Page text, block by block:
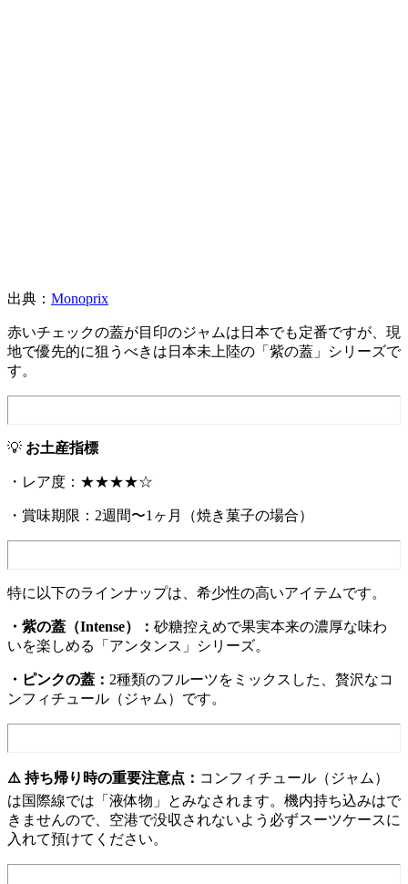
出典： Monoprix
赤いチェックの蓋が目印のジャムは日本でも定番ですが、現
地で優先的に狙うべきは日本未上陸の「紫の蓋」シリーズで
す。
💡 お土産指標
・レア度：★★★★☆
・賞味期限：2週間〜1ヶ月（焼き菓子の場合）
特に以下のラインナップは、希少性の高いアイテムです。
・紫の蓋（Intense）： 砂糖控えめで果実本来の濃厚な味わ
いを楽しめる「アンタンス」シリーズ。
・ピンクの蓋： 2種類のフルーツをミックスした、贅沢なコ
ンフィチュール（ジャム）です。
⚠️ 持ち帰り時の重要注意点： コンフィチュール（ジャム）
は国際線では「液体物」とみなされます。機内持ち込みはで
きませんので、空港で没収されないよう必ずスーツケースに
入れて預けてください。